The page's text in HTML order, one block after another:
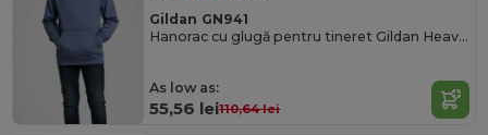
Gildan GN941
Hanorac cu glugă pentru tineret Gildan Heavy Blend GN941
As low as:
55,56 lei110,64 lei